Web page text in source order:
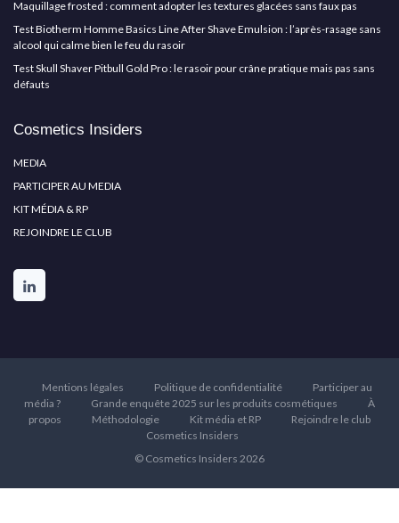
Maquillage frosted : comment adopter les textures glacées sans faux pas
Test Biotherm Homme Basics Line After Shave Emulsion : l’après-rasage sans
alcool qui calme bien le feu du rasoir
Test Skull Shaver Pitbull Gold Pro : le rasoir pour crâne pratique mais pas sans
défauts
Cosmetics Insiders
MEDIA
PARTICIPER AU MEDIA
KIT MÉDIA & RP
REJOINDRE LE CLUB
Mentions légales Politique de confidentialité
Participer au
média ?
Grande enquête 2025 sur les produits cosmétiques
À
propos
Méthodologie Kit média et RP
Rejoindre le club
Cosmetics Insiders
© Cosmetics Insiders 2026